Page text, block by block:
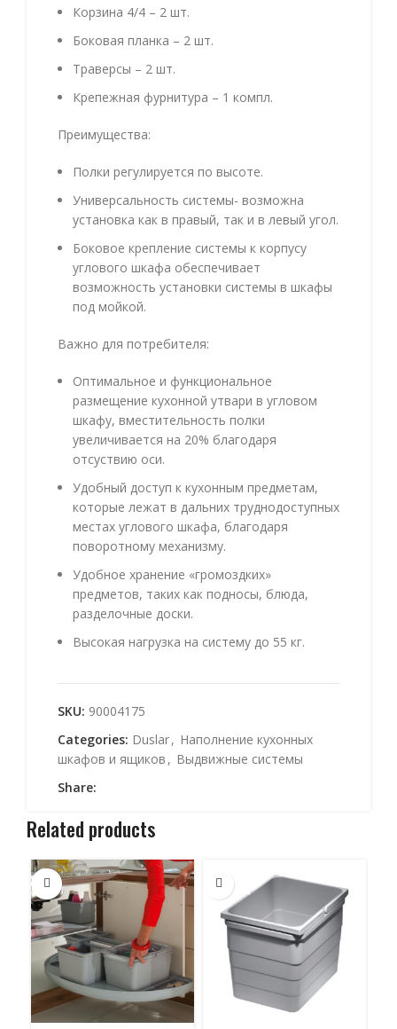
Корзина 4/4 – 2 шт.
Боковая планка – 2 шт.
Траверсы – 2 шт.
Крепежная фурнитура – 1 компл.
Преимущества:
Полки регулируется по высоте.
Универсальность системы- возможна
установка как в правый, так и в левый угол.
Боковое крепление системы к корпусу
углового шкафа обеспечивает
возможность установки системы в шкафы
под мойкой.
Важно для потребителя:
Оптимальное и функциональное
размещение кухонной утвари в угловом
шкафу, вместительность полки
увеличивается на 20% благодаря
отсуствию оси.
Удобный доступ к кухонным предметам,
которые лежат в дальних труднодоступных
местах углового шкафа, благодаря
поворотному механизму.
Удобное хранение «громоздких»
предметов, таких как подносы, блюда,
разделочные доски.
Высокая нагрузка на систему до 55 кг.
SKU: 90004175
Categories: Duslar, Наполнение кухонных
шкафов и ящиков , Выдвижные системы
Share:
Related products